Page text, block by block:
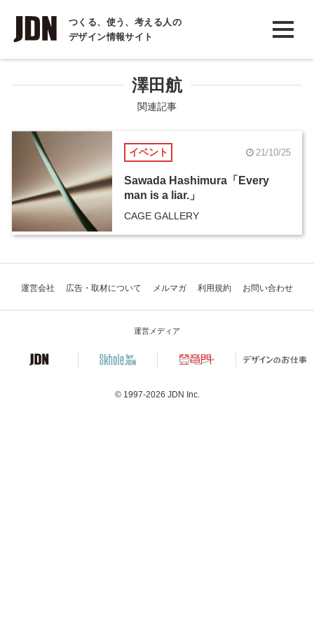
つくる、使う、考える人の
デザイン情報サイト
INTERVIEW
インタビュー
COLUMN
コラム
澤田航
関連記事
イベント 21/10/25
Sawada Hashimura「Every
man is a liar.」
CAGE GALLERY
運営会社 広告・取材について メルマガ 利用規約 お問い合わせ
運営メディア
© 1997-2026 JDN Inc.